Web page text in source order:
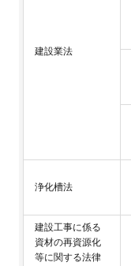
建設業法
浄化槽法
建設工事に係る
資材の再資源化
等に関する法律